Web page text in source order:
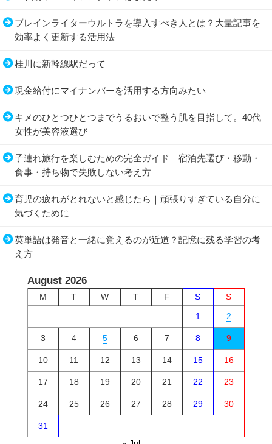
ブレインライターウルトラを導入すべき人とは？大量記事を
効率よく更新する活用法
桂川に新幹線駅だって
現金給付にマイナンバーを活用する方向みたい
キメのひとつひとつまでうるおいで整う肌を目指して。40代
女性が美容液選び
子連れ旅行を楽しむための完全ガイド｜宿泊先選び・移動・
食事・持ち物で失敗しない考え方
育児の疲れがとれないと感じたら｜頑張りすぎている自分に
気づくために
英単語は発音と一緒に覚えるのが近道？記憶に残る学習の考
え方
August 2026
M T W T F S
S
1
2
3 4 5 6 7 8 9
10 11 12 13 14 15 16
17 18 19 20 21 22 23
24 25 26 27 28 29 30
31